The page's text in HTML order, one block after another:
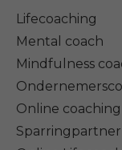
Lifecoaching
Mental coach
Mindfulness
Online
Sparringpartner